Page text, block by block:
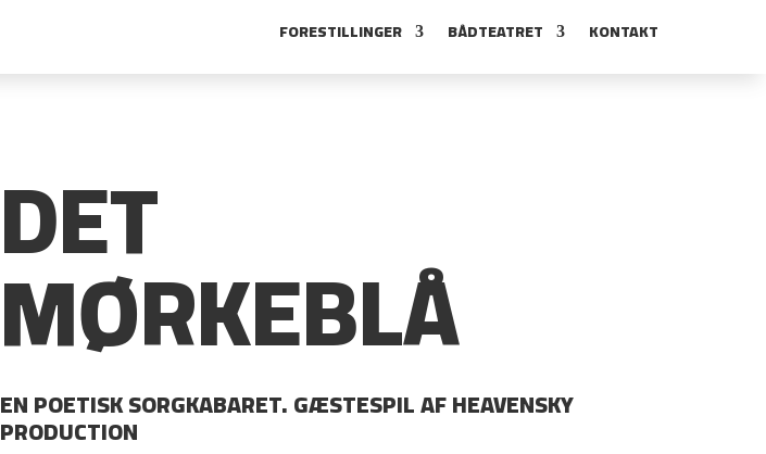
FORESTILLINGER BÅDTEATRET KONTAKT
DET
MØRKEBLÅ
EN POETISK SORGKABARET. GÆSTESPIL AF HEAVENSKY
PRODUCTION